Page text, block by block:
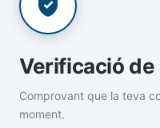
Verificació
Comprovant que la teva
moment.